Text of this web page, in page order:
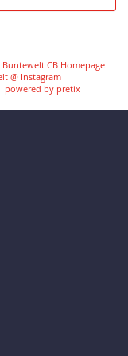
Buntewelt CB Homepage
@ Instagram
powered by pretix